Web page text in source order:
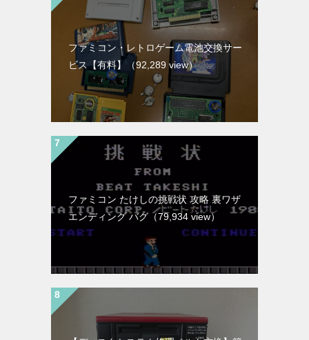
ファミコン・レトロゲーム電池交換サー
ビス【有料】
（92,289 view）
ファミコン たけしの挑戦状 攻略 裏ワザ
エンディング バグ （79,934 view）